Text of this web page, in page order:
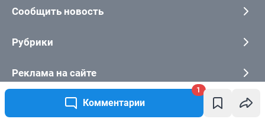
Комментарии
1